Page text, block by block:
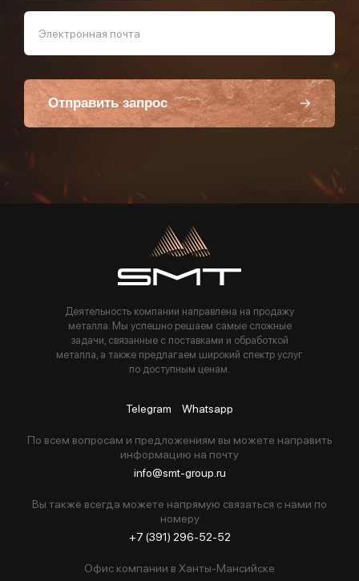
Электронная почта
Отправить запрос
Пользуясь данной формой вы соглашаетесь с политикой компании
Деятельность компании направлена на продажу
металла. Мы успешно решаем самые сложные
задачи, связанные с поставками и обработкой
металла, а также предлагаем широкий спектр услуг
по доступным ценам.
Telegram Whatsapp
По всем вопросам и предложениям вы можете направить
информацию на почту
info@smt-group.ru
Вы также всегда можете напрямую связаться с нами по
номеру
+7 (391) 296-52-52
Офис компании в Ханты-Мансийске